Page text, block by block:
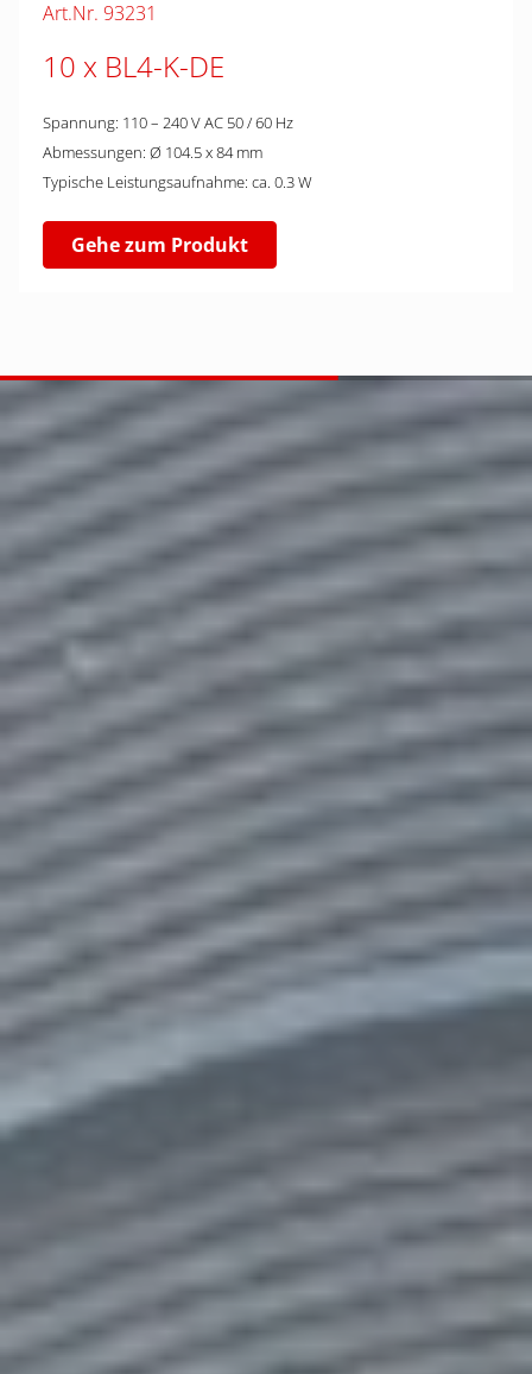
Art.Nr. 93231
10 x BL4-K-DE
Spannung: 110 – 240 V AC 50 / 60 Hz
Abmessungen: Ø 104.5 x 84 mm
Typische Leistungsaufnahme: ca. 0.3 W
Gehe zum Produkt